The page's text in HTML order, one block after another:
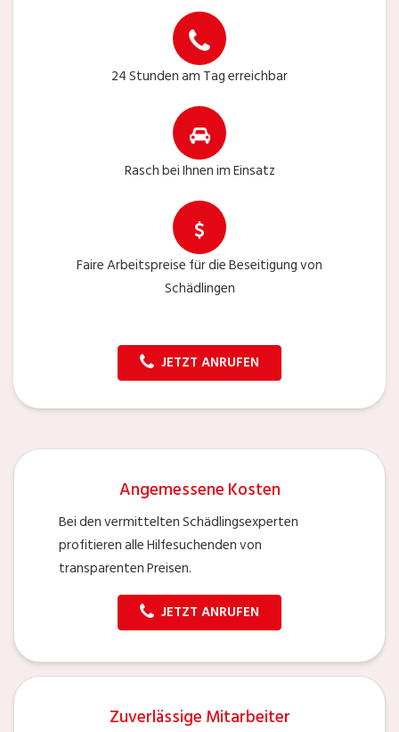
24 Stunden am Tag erreichbar
Rasch bei Ihnen im Einsatz
Faire Arbeitspreise für die Beseitigung von
Schädlingen
JETZT ANRUFEN
Angemessene Kosten
Bei den vermittelten Schädlingsexperten
profitieren alle Hilfesuchenden von
transparenten Preisen.
JETZT ANRUFEN
Zuverlässige Mitarbeiter